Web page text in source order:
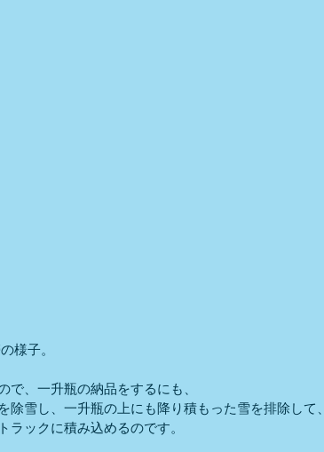
様子。
で、一升瓶の納品をするにも、
除雪し、一升瓶の上にも降り積もった雪を排除して、
ラックに積み込めるのです。